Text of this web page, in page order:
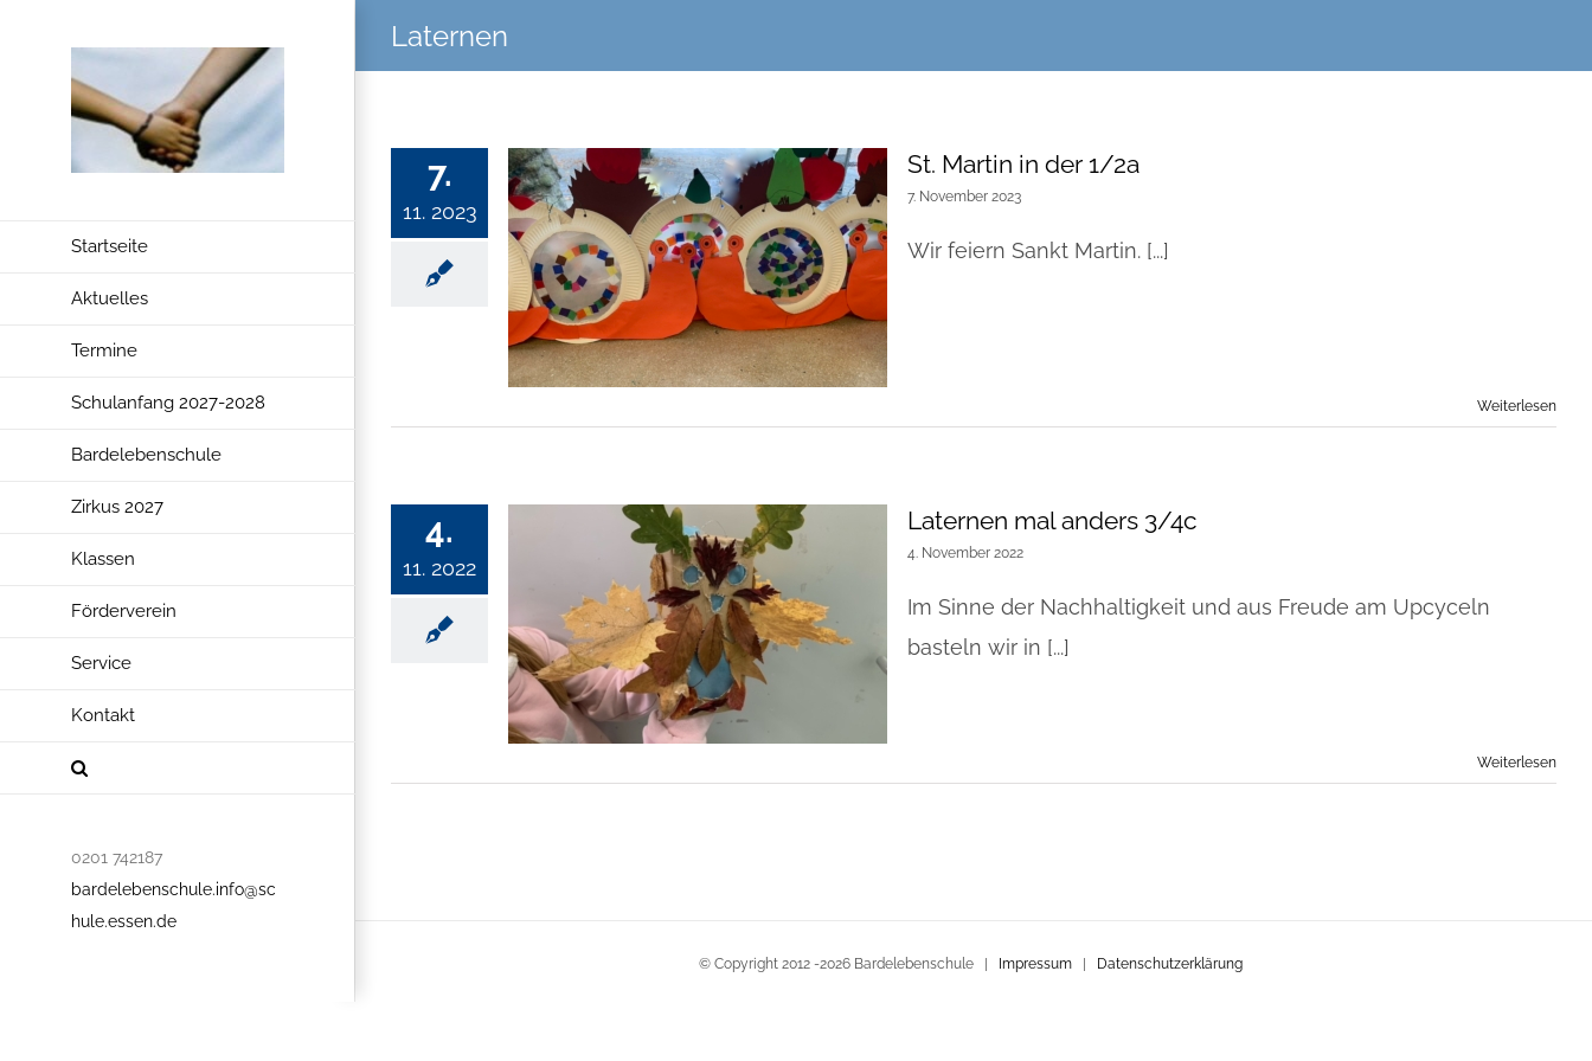
springen
Startseite
Aktuelles
Termine
Schulanfang 2027-2028
Bardelebenschule
Zirkus 2027
Klassen
Förderverein
Service
Kontakt
0201 742187
bardelebenschule.info@sc
hule.essen.de
Laternen
7.
11. 2023
St. Martin in der 1/2a
7. November 2023
Wir feiern Sankt Martin. [...]
Weiterlesen
4.
11. 2022
Laternen mal anders 3/4c
4. November 2022
Im Sinne der Nachhaltigkeit und aus Freude am Upcyceln
basteln wir in [...]
Weiterlesen
© Copyright 2012 -2026 Bardelebenschule | Impressum| Datenschutzerklärung